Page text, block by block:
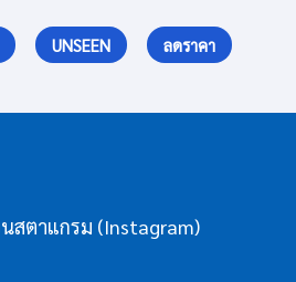
UNSEEN ลดราคา
สตาแกรม (Instagram)